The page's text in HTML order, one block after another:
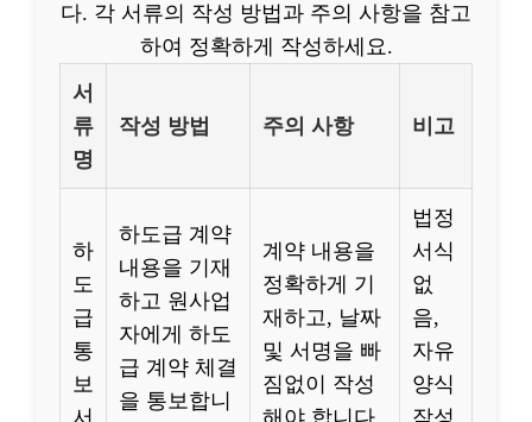
다. 각 서류의 작성 방법과 주의 사항을 참고
하여 정확하게 작성하세요.
서
류
명
작성 방법 주의 사항 비고
하
도
급
통
보
하도급 계약
내용을 기재
하고 원사업
자에게 하도
급 계약 체결
을 통보합니
계약 내용을
정확하게 기
재하고, 날짜
및 서명을 빠
짐없이 작성
법정
서식
없
음,
자유
양식